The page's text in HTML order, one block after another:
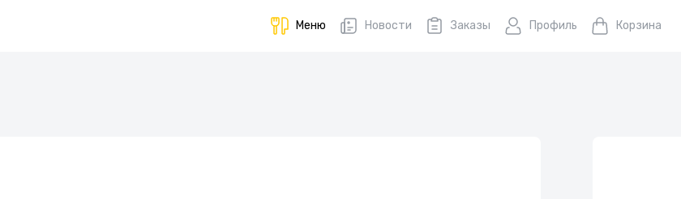
Меню Новости Заказы Профиль Корзина